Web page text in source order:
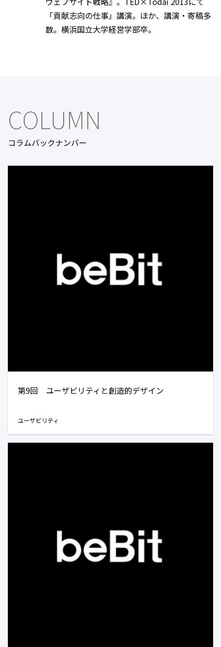
「貢献志向の仕事」講演。ほか、講演・寄稿多
数。横浜国立大学経営学部卒。
COLUMN
コラムバックナンバー
第9回 ユーザビリティと創造的デザイン
ユーザビリティ